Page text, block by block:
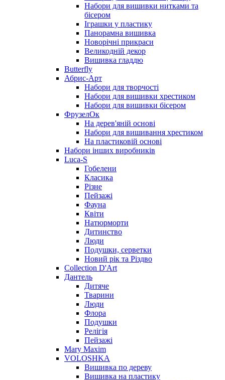
Набори для вишивки нитками та
бісером
Іграшки у пластику
Панорамна вишивка
Новорічні прикраси
Великодній декор
Вишивка гладдю
Butterfly
Абрис-Арт
Набори для творчості
Набори для вишивки хрестиком
Набори для вишивки бісером
ФрузелОк
На дерев'яній основі
Набори для вишивання хрестиком
На пластиковій основі
Набори інших виробників
Luca-S
Гобелени
Класика
Різне
Пейзажі
Фауна
Квіти
Натюрморти
Дитинство
Люди
Подушки, серветки
Новий рік та Різдво
Collection D'Art
Дантель
Дитяче
Тварини
Люди
Флора
Подушки
Релігія
Пейзажі
Mary Maxim
VOLOSHKA
Вишивка по дереву
Вишивка на пластику